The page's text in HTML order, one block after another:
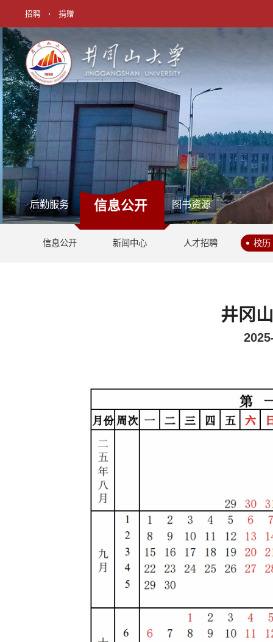
招聘 捐赠
后勤服务 信息公开 图书资源
信息公开 新闻中心 人才招聘 校历
井冈